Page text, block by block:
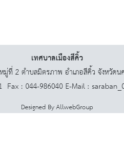
เทศบาลเมืองสีคิ้ว
ที่ 2 ตำบลมิตรภาพ อำเภอสีคิ้ว จังหวัดน
: 044-986040 E-Mail :
Designed ByAllwebGroup